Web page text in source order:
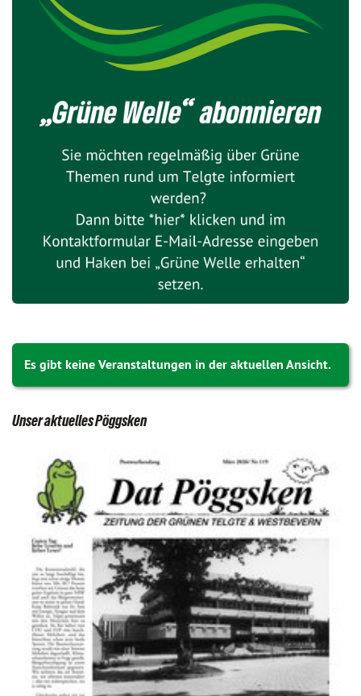
Es gibt keine Veranstaltungen in der aktuellen Ansicht.
Unser aktuelles Pöggsken